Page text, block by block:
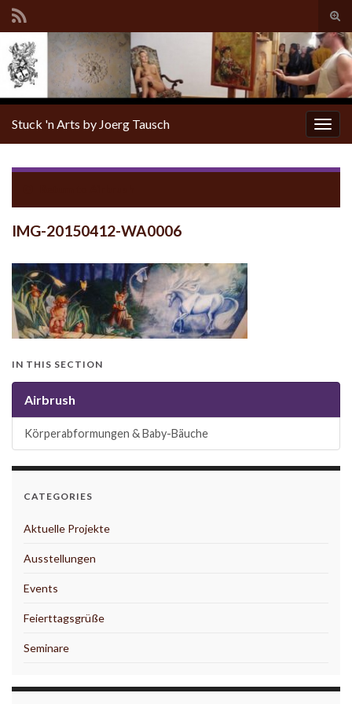
Stuck 'n Arts by Joerg Tausch
IMG-20150412-WA0006
IN THIS SECTION
Airbrush
Körperabformungen & Baby-Bäuche
CATEGORIES
Aktuelle Projekte
Ausstellungen
Events
Feierttagsgrüße
Seminare